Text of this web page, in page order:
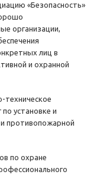
«Безопасность»
организации,
лиц в
и охранной
техническое
по установке и
противопожарной
по охране